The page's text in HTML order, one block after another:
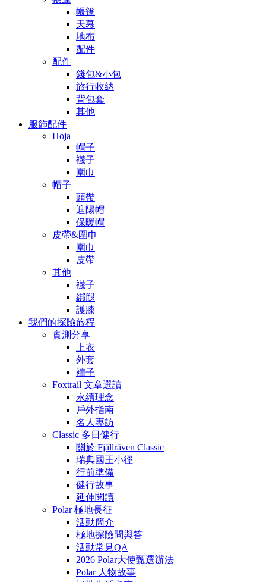
帳篷
天幕
地布
配件
配件
錢包&小包
旅行收納
背包套
其他
服飾配件
Hoja
帽子
襪子
圍巾
帽子
頭帶
遮陽帽
保暖帽
皮帶&圍巾
圍巾
皮帶
其他
襪子
綁腿
護膝
我們的探險旅程
實測分享
上衣
外套
褲子
Foxtrail 文章選讀
永續理念
戶外指南
名人專訪
Classic 多日健行
關於 Fjällräven Classic
瑞典國王小徑
行前準備
健行故事
延伸閱讀
Polar 極地長征
活動簡介
極地探險問與答
活動常見QA
2026 Polar大使甄選辦法
Polar 人物故事